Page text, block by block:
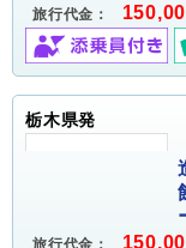
旅行代金：
栃木県発